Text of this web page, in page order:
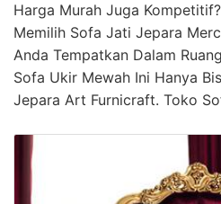
Harga Murah Juga
Memilih Sofa Jati Jepara
Anda Tempatkan Dalam
Sofa Ukir Mewah Ini Hanya
Jepara Art Furnicraft. Toko